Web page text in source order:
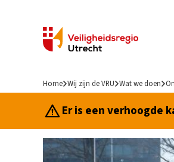
Home Wij zijn de VRU Wat we doen
Er is een verhoogde